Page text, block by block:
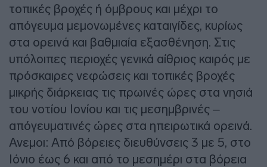
τοπικές βροχές ή όμβρους και μέχρι το
απόγευμα μεμονωμένες καταιγίδες, κυρίως
στα ορεινά και βαθμιαία εξασθένηση. Στις
υπόλοιπες περιοχές γενικά αίθριος καιρός με
πρόσκαιρες νεφώσεις και τοπικές βροχές
μικρής διάρκειας τις πρωινές ώρες στα νησιά
του νοτίου Ιονίου και τις μεσημβρινές –
απόγευματινές ώρες στα ηπειρωτικά ορεινά.
Ανεμοι: Από βόρειες διευθύνσεις 3 με 5, στο
Ιόνιο έως 6 και από το μεσημέρι στα βόρεια